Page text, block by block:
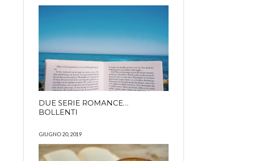
DUE SERIE ROMANCE…
BOLLENTI
GIUGNO 20, 2019